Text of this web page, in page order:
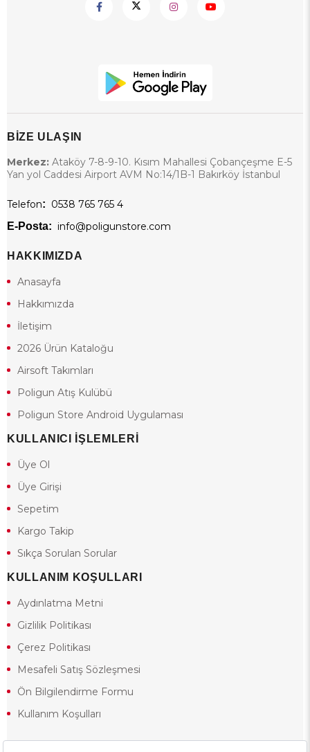
BİZE ULAŞIN
Merkez: Ataköy 7-8-9-10. Kısım Mahallesi Çobançeşme E-5
Yan yol Caddesi Airport AVM No:14/1B-1 Bakırköy İstanbul
Telefon: 0538 765 765 4
E-Posta: info@poligunstore.com
HAKKIMIZDA
Anasayfa
Hakkımızda
İletişim
2026 Ürün Kataloğu
Airsoft Takımları
Poligun Atış Kulübü
Poligun Store Android Uygulaması
KULLANICI İŞLEMLERİ
Üye Ol
Üye Girişi
Sepetim
Kargo Takip
Sıkça Sorulan Sorular
KULLANIM KOŞULLARI
Aydınlatma Metni
Gizlilik Politikası
Çerez Politikası
Mesafeli Satış Sözleşmesi
Ön Bilgilendirme Formu
Kullanım Koşulları
18 yaşından küçük olduğunuz halde siteye girerseniz ve mesafeli satış